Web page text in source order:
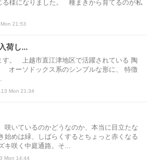
る様になりました。 種まきから育てるのが私
21:53
荷し...
す。 上越市直江津地区で活躍されている 陶
オーソドックス系のシンプルな形に、 特徴
Mon 21:34
咲いているのかどうなのか、本当に目立たな
始めは緑、しばらくするとちょっと赤くなる
キ咲く中庭通路。そ...
Mon 14:44